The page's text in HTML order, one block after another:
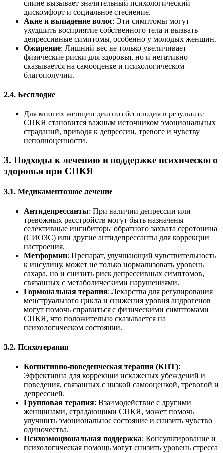
спине вызывает значительный психологический
дискомфорт и социальное стеснение.
Акне и выпадение волос: Эти симптомы могут
ухудшить восприятие собственного тела и вызвать
депрессивные симптомы, особенно у молодых женщин.
Ожирение: Лишний вес не только увеличивает
физические риски для здоровья, но и негативно
сказывается на самооценке и психологическом
благополучии.
2.4. Бесплодие
Для многих женщин диагноз бесплодия в результате
СПКЯ становится важным источником эмоциональных
страданий, приводя к депрессии, тревоге и чувству
неполноценности.
3. Подходы к лечению и поддержке психического
здоровья при СПКЯ
3.1. Медикаментозное лечение
Антидепрессанты: При наличии депрессии или
тревожных расстройств могут быть назначены
селективные ингибиторы обратного захвата серотонина
(СИОЗС) или другие антидепрессанты для коррекции
настроения.
Метформин: Препарат, улучшающий чувствительность
к инсулину, может не только нормализовать уровень
сахара, но и снизить риск депрессивных симптомов,
связанных с метаболическими нарушениями.
Гормональная терапия: Лекарства для регулирования
менструального цикла и снижения уровня андрогенов
могут помочь справиться с физическими симптомами
СПКЯ, что положительно сказывается на
психологическом состоянии.
3.2. Психотерапия
Когнитивно-поведенческая терапия (КПТ):
Эффективна для коррекции искаженых убеждений и
поведения, связанных с низкой самооценкой, тревогой и
депрессией.
Групповая терапия: Взаимодействие с другими
женщинами, страдающими СПКЯ, может помочь
улучшить эмоциональное состояние и снизить чувство
одиночества.
Психоэмоциональная поддержка: Консультирование и
психологическая помощь могут снизить уровень стресса